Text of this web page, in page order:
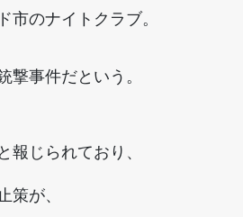
市のナイトクラブ。
撃事件だという。
報じられており、
策が、